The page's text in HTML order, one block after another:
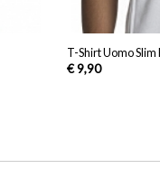
T-Shirt Uomo Slim
€ 9,90